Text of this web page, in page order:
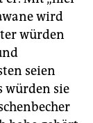
wird
würden
seien
würden sie